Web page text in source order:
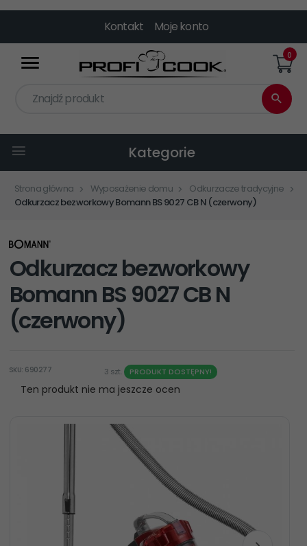
Kontakt Moje konto
Znajdź produkt
0
Kategorie
Strona główna Wyposażenie domu
Odkurzacze tradycyjne
Odkurzacz bezworkowy Bomann BS 9027 CB N (czerwony)
Odkurzacz bezworkowy
Bomann BS 9027 CB N
(czerwony)
SKU: 690277 PRODUKT DOSTĘPNY!
3 szt.
Ten produkt nie ma jeszcze ocen